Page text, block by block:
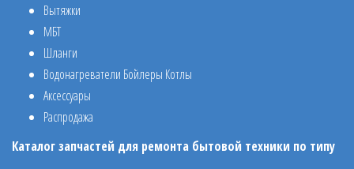
Вытяжки
МБТ
Шланги
Водонагреватели Бойлеры Котлы
Аксессуары
Распродажа
Каталог запчастей для ремонта бытовой техники по типу